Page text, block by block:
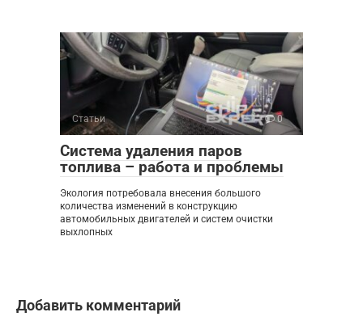
Статьи 0
Система удаления паров
топлива – работа и проблемы
Экология потребовала внесения большого
количества изменений в конструкцию
автомобильных двигателей и систем очистки
выхлопных
Добавить комментарий